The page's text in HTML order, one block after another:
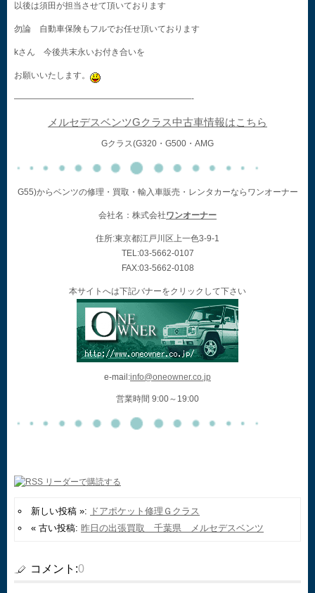
以後は須田が担当させて頂いております
勿論 自動車保険もフルでお任せ頂いております
kさん 今後共末永いお付き合いを
お願いいたします。
—————————————————————-
メルセデスベンツGクラス中古車情報はこちら
Gクラス(G320・G500・AMG
G55)からベンツの修理・買取・輸入車販売・レンタカーならワンオーナー
会社名：株式会社ワンオーナー
住所:東京都江戸川区上一色3-9-1
TEL:03-5662-0107
FAX:03-5662-0108
本サイトへは下記バナーをクリックして下さい
e-mail:info@oneowner.co.jp
営業時間 9:00～19:00
新しい投稿 »: ドアポケット修理Ｇクラス
« 古い投稿: 昨日の出張買取 千葉県 メルセデスベンツ
コメント:0